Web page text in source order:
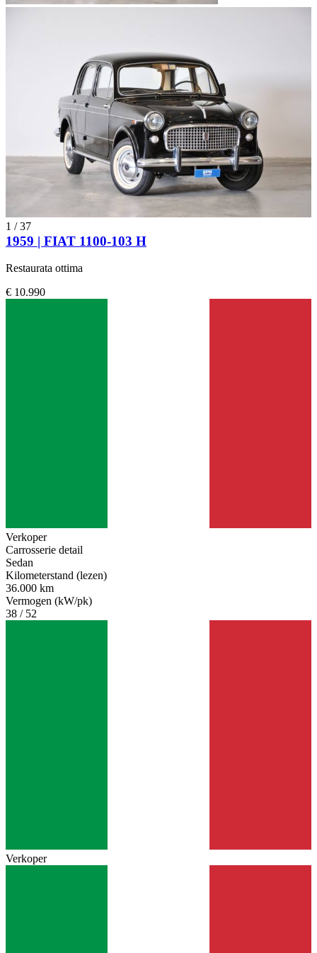
1 /37
1959 | FIAT 1100-103 H
Restaurata ottima
€ 10.990
Verkoper
Carrosserie detail
Sedan
Kilometerstand (lezen)
36.000 km
Vermogen (kW/pk)
38 / 52
Verkoper